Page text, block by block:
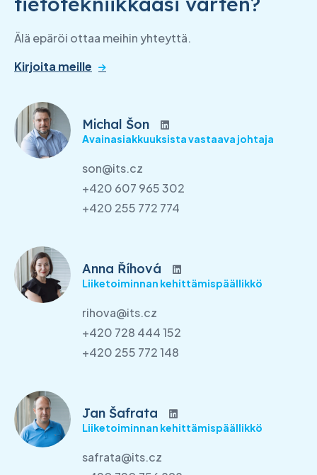
Älä epäröi ottaa meihin yhteyttä.
Kirjoita meille
Michal Šon
Avainasiakkuuksista vastaava johtaja
son@its.cz
+420 607 965 302
+420 255 772 774
Anna Říhová
Liiketoiminnan kehittämispäällikkö
rihova@its.cz
+420 728 444 152
+420 255 772 148
Jan Šafrata
Liiketoiminnan kehittämispäällikkö
safrata@its.cz